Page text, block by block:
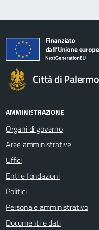
Città di Palermo
AMMINISTRAZIONE
Organi di governo
Aree amministrative
Uffici
Enti e fondazioni
Politici
Personale amministrativo
Documenti e dati